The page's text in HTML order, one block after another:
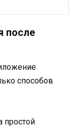
после
способов
простой